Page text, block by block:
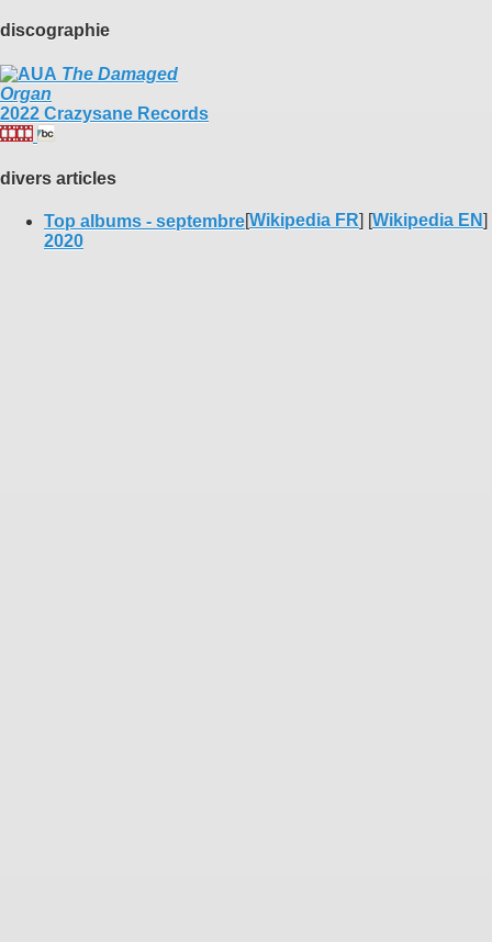
[Wikipedia FR] [Wikipedia EN]
discographie
The Damaged
Organ
2022 Crazysane Records
divers articles
Top albums - septembre
2020